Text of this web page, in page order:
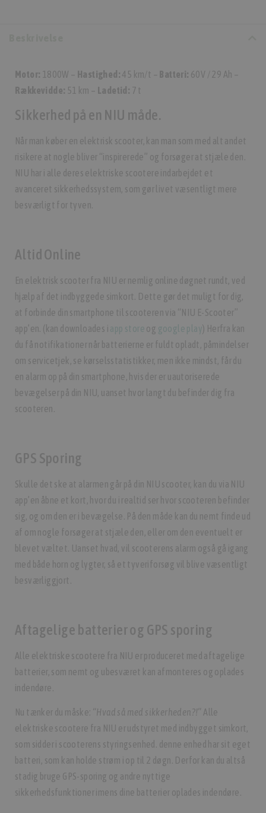
Motor: 1800W – Hastighed: 45 km/t – Batteri: 60V / 29 Ah –
Rækkevidde: 51 km – Ladetid: 7 t
Sikkerhed på en NIU måde.
Når man køber en elektrisk scooter, kan man som med alt andet
risikere at nogle bliver “inspirerede” og forsøger at stjæle den.
NIU har i alle deres elektriske scootere indarbejdet et
avanceret sikkerhedssystem, som gør livet væsentligt mere
besværligt for tyven.
Altid Online
En elektrisk scooter fra NIU er nemlig online døgnet rundt, ved
hjælp af det indbyggede simkort. Dette gør det muligt for dig,
at forbinde din smartphone til scooteren via “NIU E-Scooter”
app’en. (kan downloades i app store og google play) Herfra kan
du få notifikationer når batterierne er fuldt opladt, påmindelser
om servicetjek, se kørselsstatistikker, men ikke mindst, får du
en alarm op på din smartphone, hvis der er uautoriserede
bevægelser på din NIU, uanset hvor langt du befinder dig fra
scooteren.
GPS Sporing
Skulle det ske at alarmen går på din NIU scooter, kan du via NIU
app’en åbne et kort, hvor du i realtid ser hvor scooteren befinder
sig, og om den er i bevægelse. På den måde kan du nemt finde ud
af om nogle forsøger at stjæle den, eller om den eventuelt er
blevet væltet. Uanset hvad, vil scooterens alarm også gå igang
med både horn og lygter, så et tyveriforsøg vil blive væsentligt
besværliggjort.
Aftagelige batterier og GPS sporing
Alle elektriske scootere fra NIU er produceret med aftagelige
batterier, som nemt og ubesværet kan afmonteres og oplades
indendøre.
Nu tænker du måske: “Hvad så med sikkerheden?!” Alle
elektriske scootere fra NIU er udstyret med indbygget simkort,
som sidder i scooterens styringsenhed. denne enhed har sit eget
batteri, som kan holde strøm i op til 2 døgn. Derfor kan du altså
stadig bruge GPS-sporing og andre nyttige
sikkerhedsfunktioner imens dine batterier oplades indendøre.